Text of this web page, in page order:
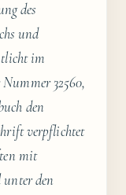
des
und
im
32560,
den
verpflichtet
mit
den